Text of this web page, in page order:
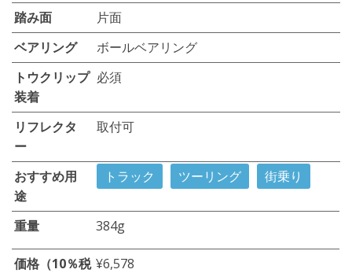
踏み面
片面
ベアリング
ボールベアリング
トウクリップ
装着
必須
リフレクタ
ー
取付可
おすすめ用
途
トラック ツーリング 街乗り
重量 384g
価格（10％税 ¥6,578